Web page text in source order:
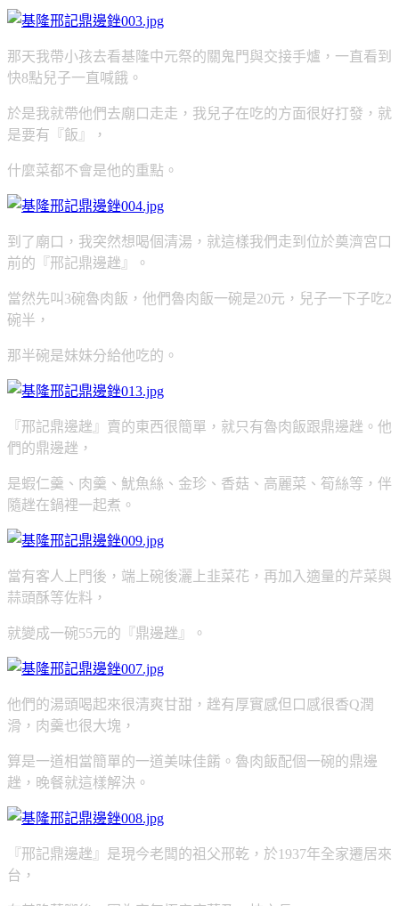
那天我帶小孩去看基隆中元祭的關鬼門與交接手爐，一直看到
快8點兒子一直喊餓。
於是我就帶他們去廟口走走，我兒子在吃的方面很好打發，就
是要有『飯』，
什麼菜都不會是他的重點。
到了廟口，我突然想喝個清湯，就這樣我們走到位於奠濟宮口
前的『邢記鼎邊趖』。
當然先叫3碗魯肉飯，他們魯肉飯一碗是20元，兒子一下子吃2
碗半，
那半碗是妹妹分給他吃的。
『邢記鼎邊趖』賣的東西很簡單，就只有魯肉飯跟鼎邊趖。他
們的鼎邊趖，
是蝦仁羹、肉羹、魷魚絲、金珍、香菇、高麗菜、筍絲等，伴
隨趖在鍋裡一起煮。
當有客人上門後，端上碗後灑上韭菜花，再加入適量的芹菜與
蒜頭酥等佐料，
就變成一碗55元的『鼎邊趖』。
他們的湯頭喝起來很清爽甘甜，趖有厚實感但口感很香Q潤
滑，肉羹也很大塊，
算是一道相當簡單的一道美味佳餚。魯肉飯配個一碗的鼎邊
趖，晚餐就這樣解決。
『邢記鼎邊趖』是現今老闆的祖父邢乾，於1937年全家遷居來
台，